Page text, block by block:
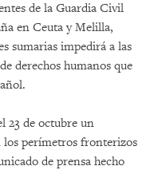
de la Guardia Civil
en Ceuta y Melilla,
sumarias impedirá a las
derechos humanos que
23 de octubre un
los perímetros fronterizos
de prensa hecho